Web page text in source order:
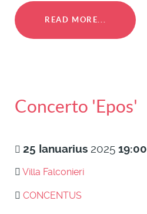
READ MORE...
Concerto 'Epos'
25 Ianuarius 2025 19:00
Villa Falconieri
CONCENTUS